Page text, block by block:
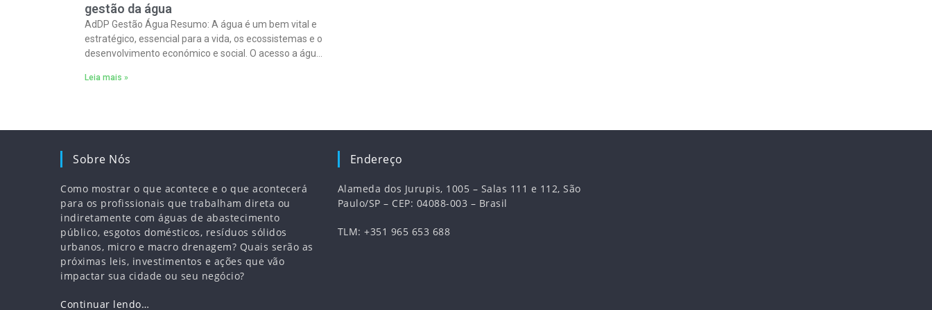
gestão da água
AdDP Gestão Água Resumo: A água é um bem vital e
estratégico, essencial para a vida, os ecossistemas e o
desenvolvimento económico e social. O acesso a água
Leia mais »
Sobre Nós
Como mostrar o que acontece e o que acontecerá
para os profissionais que trabalham direta ou
indiretamente com águas de abastecimento
público, esgotos domésticos, resíduos sólidos
urbanos, micro e macro drenagem? Quais serão as
próximas leis, investimentos e ações que vão
impactar sua cidade ou seu negócio?
Continuar lendo…
Endereço
Alameda dos Jurupis, 1005 – Salas 111 e 112, São
Paulo/SP – CEP: 04088-003 – Brasil
TLM: +351 965 653 688